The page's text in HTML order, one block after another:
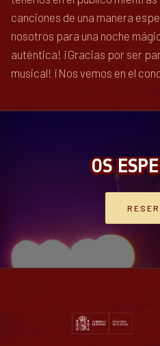
canciones de una manera
nosotros para una noche
auténtica! ¡Gracias por ser
musical! ¡Nos vemos en el
OS